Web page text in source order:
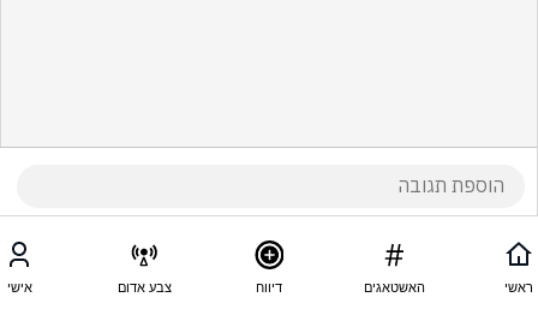
ראשי האשטאגים דיווח צבע אדום אישי